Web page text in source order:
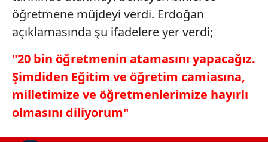
öğretmene müjdeyi verdi. Erdoğan
açıklamasında şu ifadelere yer verdi;
"20 bin öğretmenin atamasını yapacağız.
Şimdiden Eğitim ve öğretim camiasına,
milletimize ve öğretmenlerimize hayırlı
olmasını diliyorum"